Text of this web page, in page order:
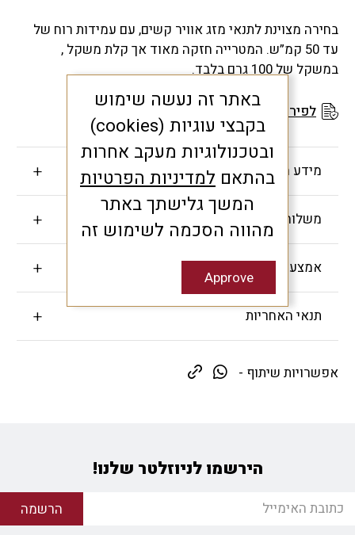
בחירה מצוינת לתנאי מזג אוויר קשים, עם עמידות רוח של
עד 50 קמ”ש. המטרייה חזקה מאוד אך קלת משקל ,
במשקל של 100 גרם בלבד.
לפירוט תנאי האחריות
מידע חשוב
משלוחים והחזרות
אמצעי תשלום
תנאי האחריות
אפשרויות שיתוף -
הירשמו לניוזלטר שלנו!
הרשמה
באתר זה נעשה שימוש
בקבצי עוגיות (cookies)
ובטכנולוגיות מעקב אחרות
בהתאם למדיניות הפרטיות
המשך גלישתך באתר
מהווה הסכמה לשימוש זה
Approve